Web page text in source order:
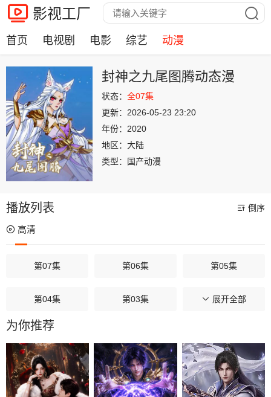
影视工厂
首页 电视剧 电影 综艺 动漫
封神之九尾图腾动态漫
状态： 全07集
更新： 2026-05-23 23:20
年份： 2020
地区： 大陆
类型：
国产动漫
播放列表 倒序
高清
第07集 第06集 第05集
第04集 第03集 第02集
第01集
展开全部
为你推荐